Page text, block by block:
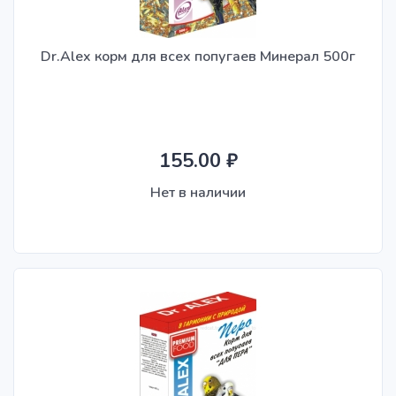
Dr.Alex корм для всех попугаев Минерал 500г
155.00 ₽
Нет в наличии